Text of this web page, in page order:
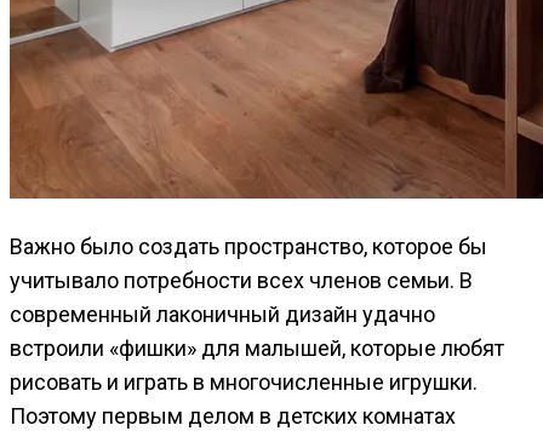
Важно было создать пространство, которое бы
учитывало потребности всех членов семьи. В
современный лаконичный дизайн удачно
встроили «фишки» для малышей, которые любят
рисовать и играть в многочисленные игрушки.
Поэтому первым делом в детских комнатах